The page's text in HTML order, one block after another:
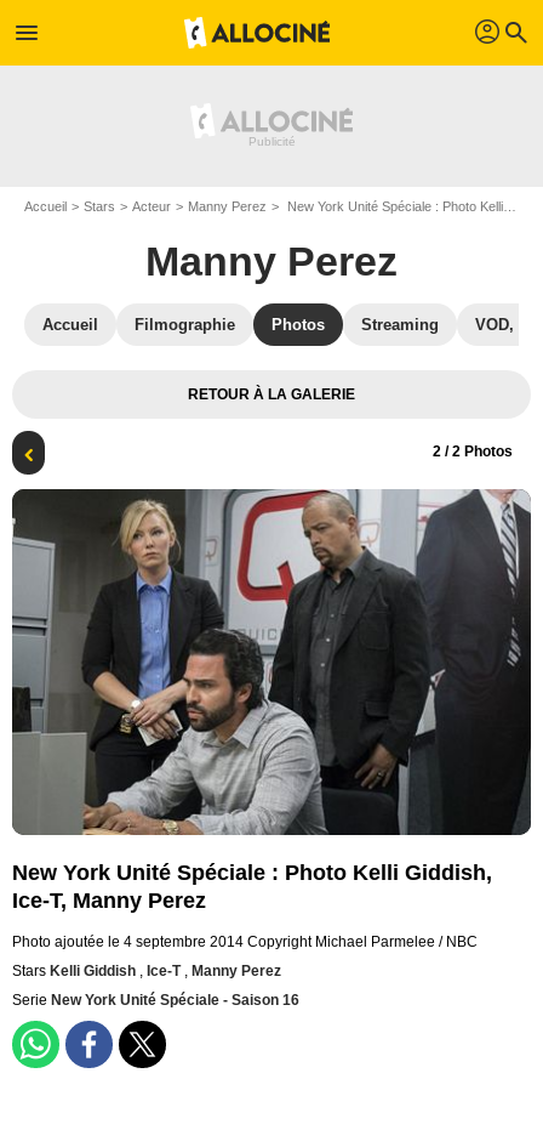
menu profil search
Accueil Stars Acteur Manny Perez New York Unité Spéciale : Photo Kelli Giddish, Ice-T, Manny Perez
Manny Perez
Accueil Filmographie Photos Streaming VOD,
RETOUR À LA GALERIE
2 / 2 Photos
New York Unité Spéciale : Photo Kelli Giddish,
Ice-T, Manny Perez
Photo ajoutée le 4 septembre 2014 Copyright Michael Parmelee / NBC
Stars Kelli Giddish , Ice-T , Manny Perez
Serie New York Unité Spéciale - Saison 16